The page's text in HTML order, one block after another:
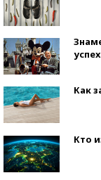
Как
Кто